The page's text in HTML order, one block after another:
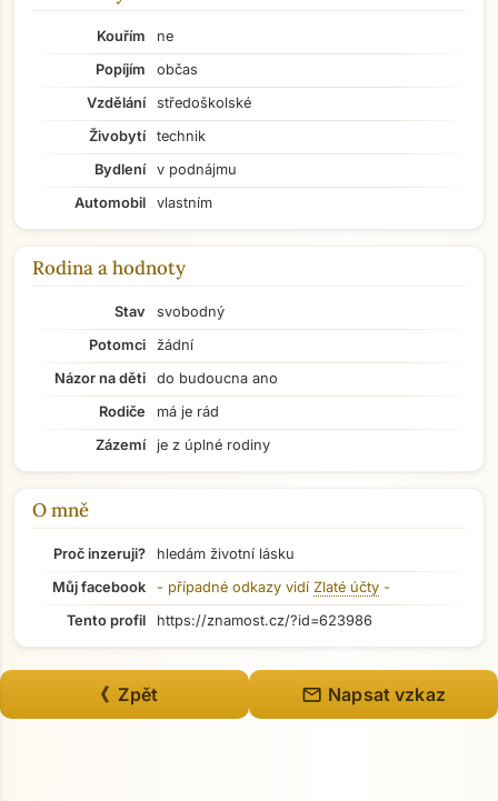
Přejít na hlavní obsah
Kouřím
ne
Popíjím
občas
Vzdělání
středoškolské
Živobytí
technik
Bydlení
v podnájmu
Automobil
vlastním
Rodina a hodnoty
Stav
svobodný
Potomci
žádní
Názor na děti
do budoucna ano
Rodiče
má je rád
Zázemí
je z úplné rodiny
O mně
Proč inzeruji?
hledám životní lásku
Můj facebook
- případné odkazy vidí Zlaté účty -
Tento profil
https://znamost.cz/?id=623986
《 Zpět mail Napsat vzkaz